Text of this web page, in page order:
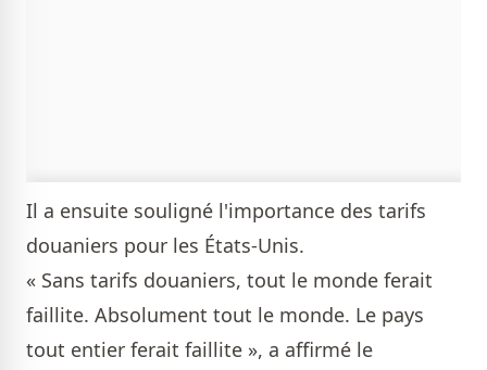
Il a ensuite souligné l'importance des tarifs
douaniers pour les États-Unis.
« Sans tarifs douaniers, tout le monde ferait
faillite. Absolument tout le monde. Le pays
tout entier ferait faillite », a affirmé le